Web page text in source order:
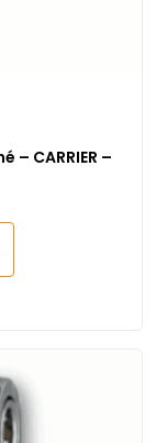
CARRIER –